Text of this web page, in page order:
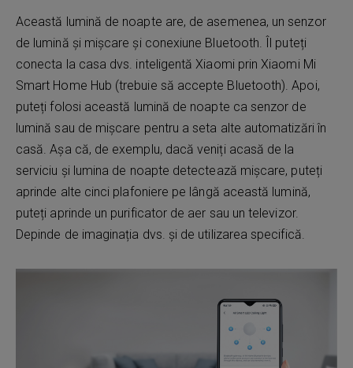
Această lumină de noapte are, de asemenea, un senzor
de lumină și mișcare și conexiune Bluetooth. Îl puteți
conecta la casa dvs. inteligentă Xiaomi prin Xiaomi Mi
Smart Home Hub (trebuie să accepte Bluetooth). Apoi,
puteți folosi această lumină de noapte ca senzor de
lumină sau de mișcare pentru a seta alte automatizări în
casă. Așa că, de exemplu, dacă veniți acasă de la
serviciu și lumina de noapte detectează mișcare, puteți
aprinde alte cinci plafoniere pe lângă această lumină,
puteți aprinde un purificator de aer sau un televizor.
Depinde de imaginația dvs. și de utilizarea specifică.